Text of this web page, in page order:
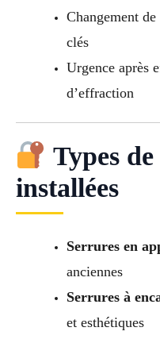
Changement
clés
Urgence après
d’effraction
Types
installées
Serrures en
anciennes
Serrures à
et esthétiques